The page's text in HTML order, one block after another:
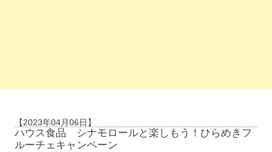
【2023年04月06日】
ハウス食品 シナモロールと楽しもう！ひらめきフ
ルーチェキャンペーン